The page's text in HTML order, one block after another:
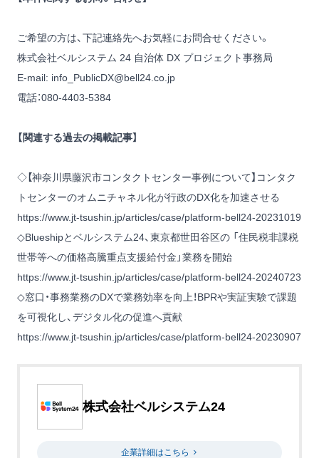
ご希望の方は、下記連絡先へお気軽にお問合せください。
株式会社ベルシステム 24 自治体 DX プロジェクト事務局
E-mail: info_PublicDX@bell24.co.jp
電話：080-4403-5384
【関連する過去の掲載記事】
◇【神奈川県藤沢市コンタクトセンター事例について】コンタク
トセンターのオムニチャネル化が行政のDX化を加速させる
https://www.jt-tsushin.jp/articles/case/platform-bell24-20231019
◇Blueshipとベルシステム24、東京都世田谷区の 「住民税非課税
世帯等への価格高騰重点支援給付金」業務を開始
https://www.jt-tsushin.jp/articles/case/platform-bell24-20240723
◇窓口・事務業務のDXで業務効率を向上！BPRや実証実験で課題
を可視化し、デジタル化の促進へ貢献
https://www.jt-tsushin.jp/articles/case/platform-bell24-20230907
株式会社ベルシステム24
企業詳細はこちら